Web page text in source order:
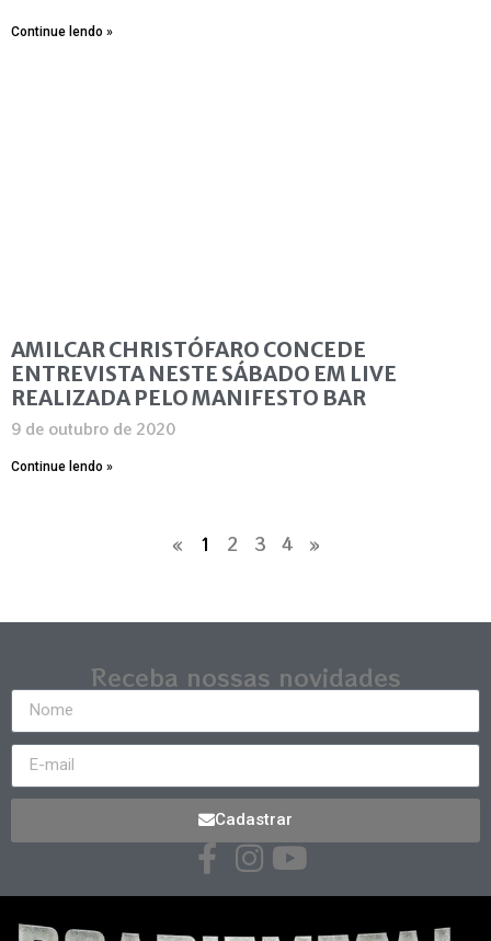
Continue lendo »
AMILCAR CHRISTÓFARO CONCEDE
ENTREVISTA NESTE SÁBADO EM LIVE
REALIZADA PELO MANIFESTO BAR
9 de outubro de 2020
Continue lendo »
« 1 2 3 4 »
Receba nossas novidades
Cadastrar